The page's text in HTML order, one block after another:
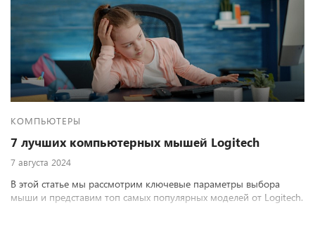
КОМПЬЮТЕРЫ
7 лучших компьютерных мышей Logitech
7 августа 2024
В этой статье мы рассмотрим ключевые параметры выбора
мыши и представим топ самых популярных моделей от Logitech.